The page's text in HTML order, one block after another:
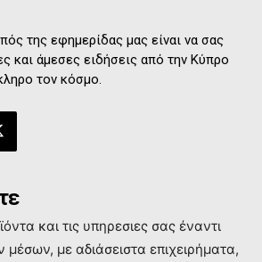
της εφημερίδας μας είναι να σας
και άμεσες ειδήσεις από την Κύπρο
τον κόσμο.
και τις υπηρεσιες σας έναντι
με αδιάσειστα επιχειρήματα,